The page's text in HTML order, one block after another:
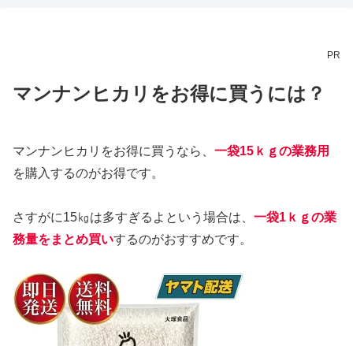
PR
マンナンヒカリをお得に買うには？
マンナンヒカリをお得に買うなら、 一袋15ｋｇの業務用
を購入するのがお得です。
さすがに15㎏は多すぎるよという場合は、 一袋1ｋｇの業
務量をまとめ買いするのがおすすめです。